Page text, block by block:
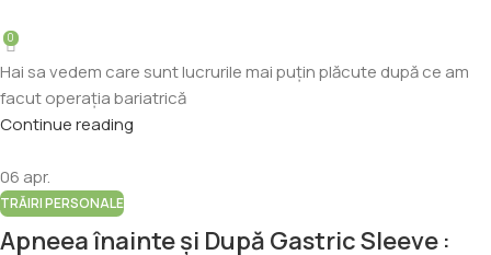
0
Hai sa vedem care sunt lucrurile mai puțin plăcute după ce am
facut operația bariatrică
Continue reading
06 apr.
TRĂIRI PERSONALE
Apneea înainte și După Gastric Sleeve :